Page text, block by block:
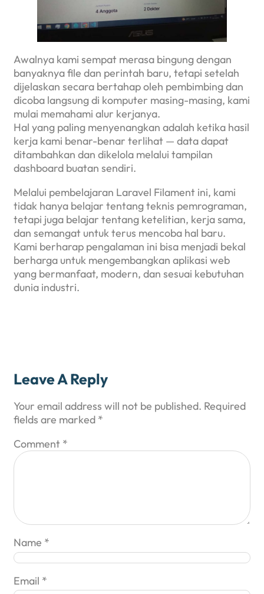
Awalnya kami sempat merasa bingung dengan
banyaknya file dan perintah baru, tetapi setelah
dijelaskan secara bertahap oleh pembimbing dan
dicoba langsung di komputer masing-masing, kami
mulai memahami alur kerjanya.
Hal yang paling menyenangkan adalah ketika hasil
kerja kami benar-benar terlihat — data dapat
ditambahkan dan dikelola melalui tampilan
dashboard buatan sendiri.
Melalui pembelajaran Laravel Filament ini, kami
tidak hanya belajar tentang teknis pemrograman,
tetapi juga belajar tentang ketelitian, kerja sama,
dan semangat untuk terus mencoba hal baru.
Kami berharap pengalaman ini bisa menjadi bekal
berharga untuk mengembangkan aplikasi web
yang bermanfaat, modern, dan sesuai kebutuhan
dunia industri.
Leave A Reply
Your email address will not be published. Required
fields are marked *
Comment *
Name *
Email *